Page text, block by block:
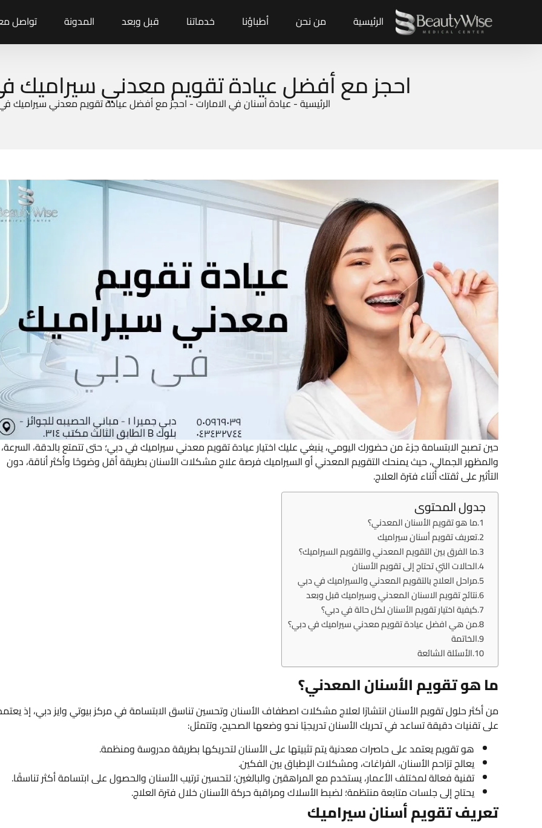
الرئيسية من نحن أطباؤنا خدماتنا قبل وبعد المدونة تواصل
احجز مع أفضل عيادة تقويم معدني سيراميك في
الرئيسية-عيادة أسنان في الامارات-احجز مع أفضل عيادة تقويم معدني سيراميك في
حين تصبح الابتسامة جزءً من حضورك اليومي، ينبغي عليك اختيار عيادة تقويم معدني سيراميك في دبي؛ حتى تتمتع بالدقة، السرعة،
والمظهر الجمالي، حيث يمنحك التقويم المعدني أو السيراميك فرصة علاج مشكلات الأسنان بطريقة أقل وضوحًا وأكثر أناقة، دون
التأثير على ثقتك أثناء فترة العلاج.
جدول المحتوى
ما هو تقويم الأسنان المعدني؟
تعريف تقويم أسنان سيراميك
ما الفرق بين التقويم المعدني والتقويم السيراميك؟
الحالات التي تحتاج إلى تقويم الأسنان
مراحل العلاج بالتقويم المعدني والسيراميك في دبي
نتائج تقويم الاسنان المعدني وسيراميك قبل وبعد
كيفية اختيار تقويم الأسنان لكل حالة في دبي؟
من هي افضل عيادة تقويم معدني سيراميك في دبي؟
الخاتمة
الأسئلة الشائعة
ما هو تقويم الأسنان المعدني؟
من أكثر حلول تقويم الأسنان انتشارًا لعلاج مشكلات اصطفاف الأسنان وتحسين تناسق الابتسامة في مركز بيوتي وايز دبي، إذ
على تقنيات دقيقة تساعد في تحريك الأسنان تدريجيًا نحو وضعها الصحيح، وتتمثل:
هو تقويم يعتمد على حاصرات معدنية يتم تثبيتها على الأسنان لتحريكها بطريقة مدروسة ومنظمة.
يعالج تزاحم الأسنان، الفراغات، ومشكلات الإطباق بين الفكين.
تقنية فعالة لمختلف الأعمار، يستخدم مع المراهقين والبالغين؛ لتحسين ترتيب الأسنان والحصول على ابتسامة أكثر تناسقًا.
يحتاج إلى جلسات متابعة منتظمة؛ لضبط الأسلاك ومراقبة حركة الأسنان خلال فترة العلاج.
تعريف تقويم أسنان سيراميك